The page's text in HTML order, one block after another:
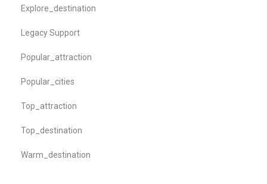
Explore_destination
Legacy Support
Popular_attraction
Popular_cities
Top_attraction
Top_destination
Warm_destination